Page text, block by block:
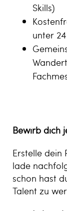
Skills)
unter 24
Bewirb dich
Erstelle dein
lade
schon hast
Talent zu